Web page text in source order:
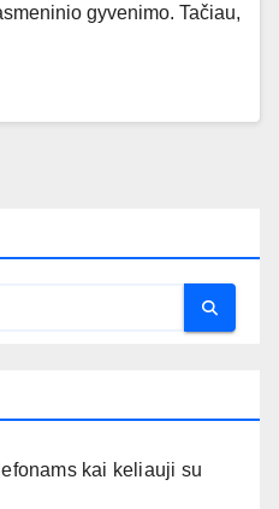
gyvenimo. Tačiau,
kai keliauji su